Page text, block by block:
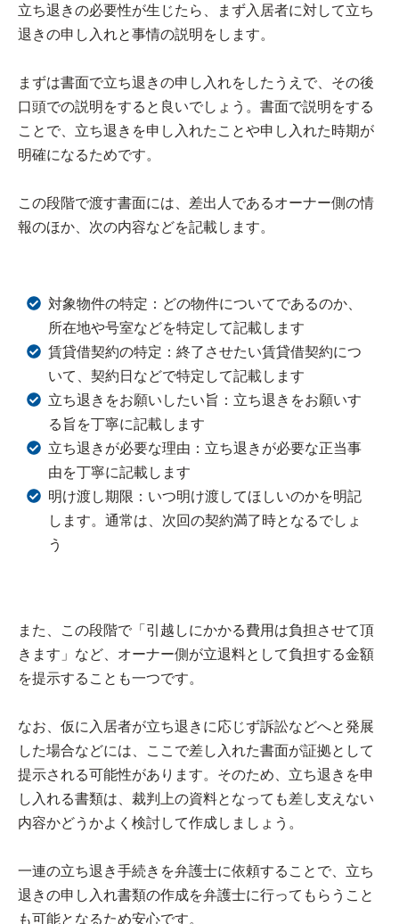
立ち退きの必要性が生じたら、まず入居者に対して立ち
退きの申し入れと事情の説明をします。
まずは書面で立ち退きの申し入れをしたうえで、その後
口頭での説明をすると良いでしょう。書面で説明をする
ことで、立ち退きを申し入れたことや申し入れた時期が
明確になるためです。
この段階で渡す書面には、差出人であるオーナー側の情
報のほか、次の内容などを記載します。
対象物件の特定：どの物件についてであるのか、
所在地や号室などを特定して記載します
賃貸借契約の特定：終了させたい賃貸借契約につ
いて、契約日などで特定して記載します
立ち退きをお願いしたい旨：立ち退きをお願いす
る旨を丁寧に記載します
立ち退きが必要な理由：立ち退きが必要な正当事
由を丁寧に記載します
明け渡し期限：いつ明け渡してほしいのかを明記
します。通常は、次回の契約満了時となるでしょ
う
また、この段階で「引越しにかかる費用は負担させて頂
きます」など、オーナー側が立退料として負担する金額
を提示することも一つです。
なお、仮に入居者が立ち退きに応じず訴訟などへと発展
した場合などには、ここで差し入れた書面が証拠として
提示される可能性があります。そのため、立ち退きを申
し入れる書類は、裁判上の資料となっても差し支えない
内容かどうかよく検討して作成しましょう。
一連の立ち退き手続きを弁護士に依頼することで、立ち
退きの申し入れ書類の作成を弁護士に行ってもらうこと
も可能となるため安心です。